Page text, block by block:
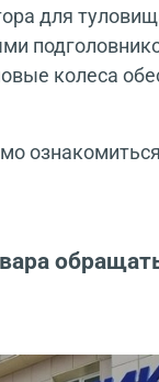
для
колеса